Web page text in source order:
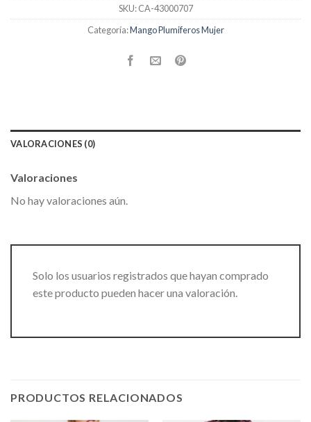
SKU:CA-43000707
Categoría:Mango Plumiferos Mujer
VALORACIONES (0)
Valoraciones
No hay valoraciones aún.
Solo los usuarios registrados que hayan comprado
este producto pueden hacer una valoración.
PRODUCTOS RELACIONADOS